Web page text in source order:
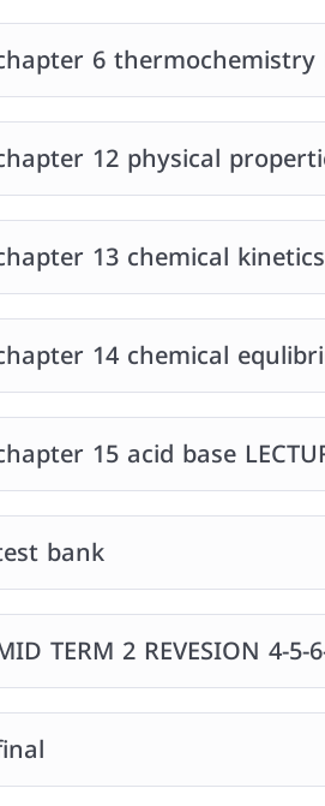
6 thermochemistry
12 physical
13 chemical kinetics
14 chemical
15 acid base
bank
TERM 2 REVESION 4-5-